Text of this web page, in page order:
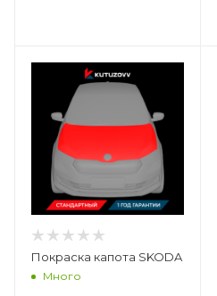
Покраска капота SKODA
Много